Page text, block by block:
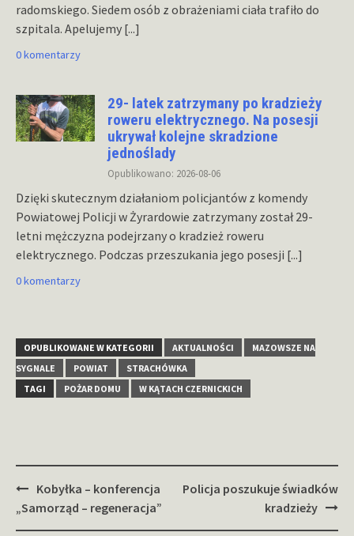
radomskiego. Siedem osób z obrażeniami ciała trafiło do
szpitala. Apelujemy [...]
0 komentarzy
29- latek zatrzymany po kradzieży
roweru elektrycznego. Na posesji
ukrywał kolejne skradzione
jednoślady
Opublikowano: 2026-08-06
Dzięki skutecznym działaniom policjantów z komendy
Powiatowej Policji w Żyrardowie zatrzymany został 29-
letni mężczyzna podejrzany o kradzież roweru
elektrycznego. Podczas przeszukania jego posesji [...]
0 komentarzy
OPUBLIKOWANE W KATEGORII AKTUALNOŚCI
MAZOWSZE NA
SYGNALE
POWIAT
STRACHÓWKA
TAGI
POŻAR DOMU W KĄTACH CZERNICKICH
Zobacz
wpisy
Kobyłka – konferencja
„Samorząd – regeneracja”
Policja poszukuje świadków
kradzieży